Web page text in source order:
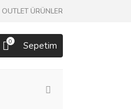
OUTLET ÜRÜNLER
0 Sepetim